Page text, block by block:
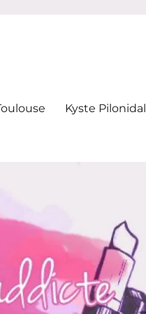
Kyste Pilonidal